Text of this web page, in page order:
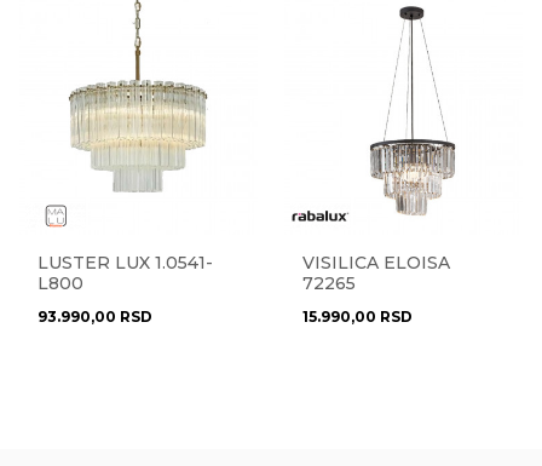
LUSTER LUX 1.0541-
L800
93.990,00 RSD
VISILICA ELOISA
72265
15.990,00 RSD